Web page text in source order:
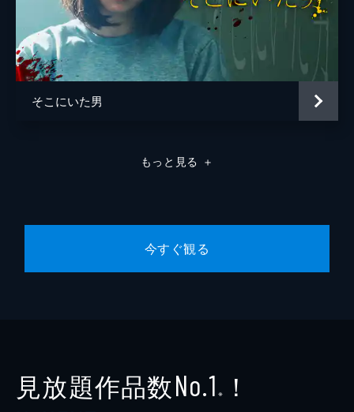
そこにいた男
もっと見る ＋
今すぐ観る
見放題作品数No.1 ※ ！